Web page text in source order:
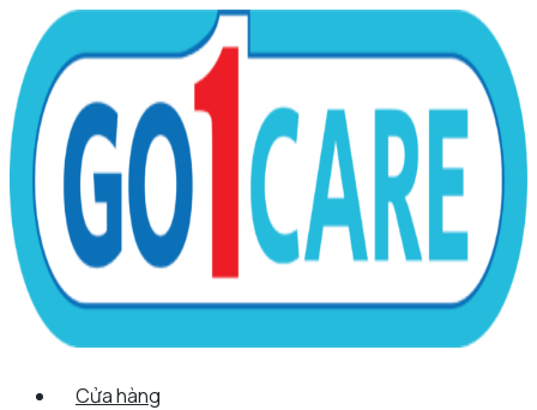
nội
dung
Menu
Cửa hàng
Tên*
Email*
Trang
web
Scroll
Up